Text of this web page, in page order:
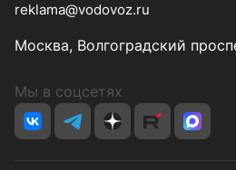
reklama@vodovoz.ru
Москва, Волгоградский
Мы в соцсетях